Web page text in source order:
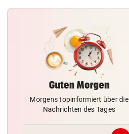
Guten Morgen
Morgens topinformiert über die
Nachrichten des Tages